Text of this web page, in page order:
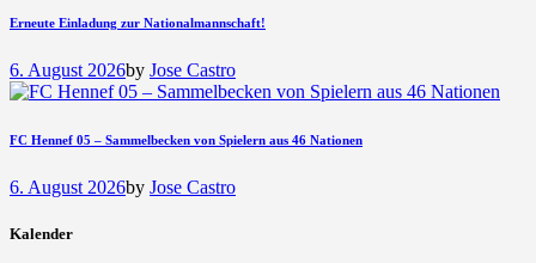
Erneute Einladung zur Nationalmannschaft!
6. August 2026by Jose Castro
FC Hennef 05 – Sammelbecken von Spielern aus 46 Nationen
6. August 2026by Jose Castro
Kalender